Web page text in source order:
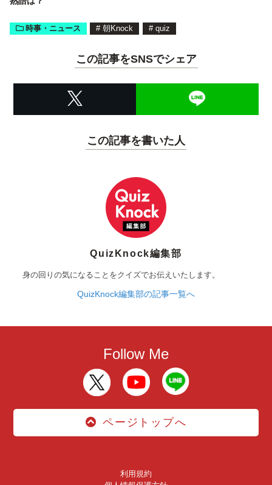
時事・ニュース # 朝Knock # quiz
この記事をSNSでシェア
この記事を書いた人
QuizKnock編集部
身の回りの気になることをクイズでお伝えいたします。
QuizKnock編集部の記事一覧へ
Follow Me
ページトップへ
利用規約